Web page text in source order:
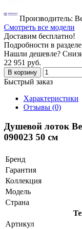
Производитель:
Смотреть все модели
Доставим бесплатно!
Подробности в разделе
Нашли дешевле?
22 951 руб.
В корзину
Быстрый заказ
Характеристики
Отзывы (0)
Душевой лоток
090023 50 см
Бренд
Гарантия
Коллекция
Модель
Страна
Артикул